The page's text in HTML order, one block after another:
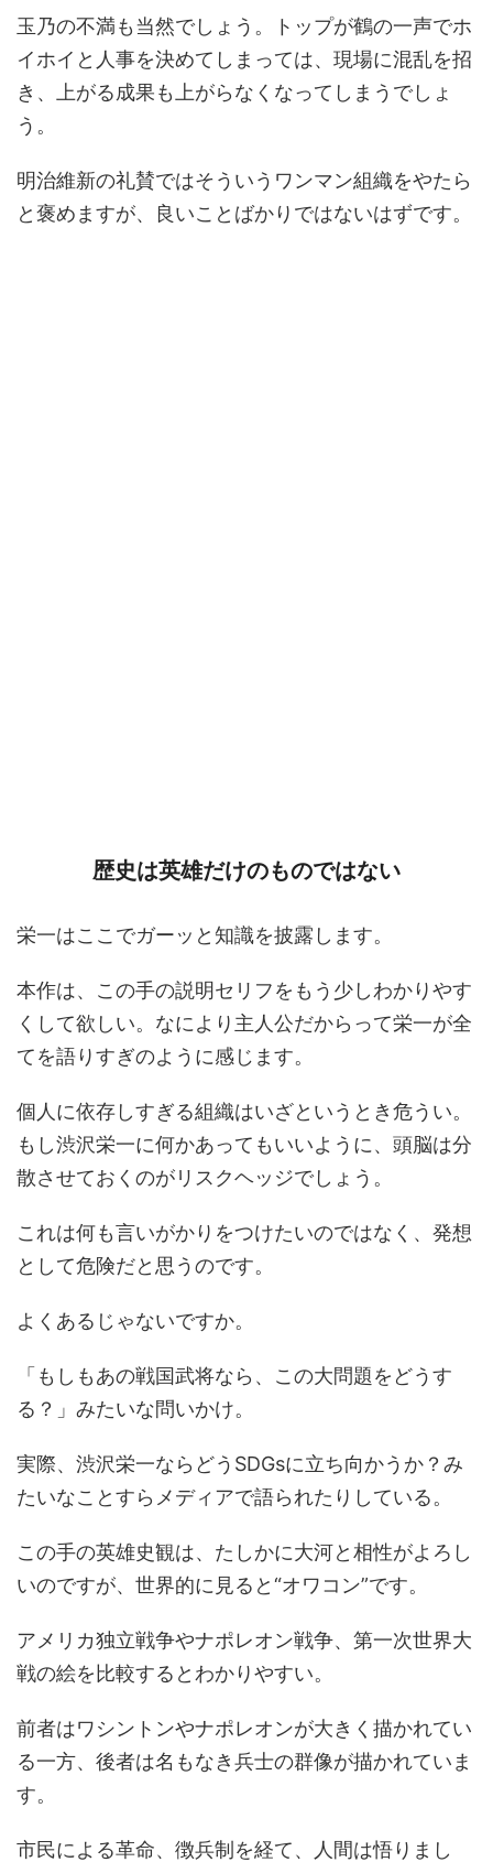
玉乃の不満も当然でしょう。トップが鶴の一声でホ
イホイと人事を決めてしまっては、現場に混乱を招
き、上がる成果も上がらなくなってしまうでしょ
う。
明治維新の礼賛ではそういうワンマン組織をやたら
と褒めますが、良いことばかりではないはずです。
歴史は英雄だけのものではない
栄一はここでガーッと知識を披露します。
本作は、この手の説明セリフをもう少しわかりやす
くして欲しい。なにより主人公だからって栄一が全
てを語りすぎのように感じます。
個人に依存しすぎる組織はいざというとき危うい。
もし渋沢栄一に何かあってもいいように、頭脳は分
散させておくのがリスクヘッジでしょう。
これは何も言いがかりをつけたいのではなく、発想
として危険だと思うのです。
よくあるじゃないですか。
「もしもあの戦国武将なら、この大問題をどうす
る？」みたいな問いかけ。
実際、渋沢栄一ならどうSDGsに立ち向かうか？み
たいなことすらメディアで語られたりしている。
この手の英雄史観は、たしかに大河と相性がよろし
いのですが、世界的に見ると“オワコン”です。
アメリカ独立戦争やナポレオン戦争、第一次世界大
戦の絵を比較するとわかりやすい。
前者はワシントンやナポレオンが大きく描かれてい
る一方、後者は名もなき兵士の群像が描かれていま
す。
市民による革命、徴兵制を経て、人間は悟りまし